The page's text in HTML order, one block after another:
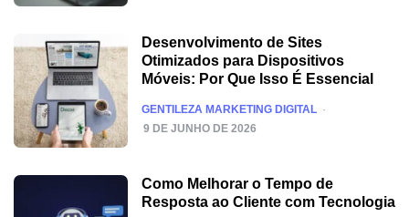
Desenvolvimento de Sites
Otimizados para Dispositivos
Móveis: Por Que Isso É Essencial
POSTED
GENTILEZA MARKETING DIGITAL
9 DE JUNHO DE 2026
Como Melhorar o Tempo de
Resposta ao Cliente com Tecnologia